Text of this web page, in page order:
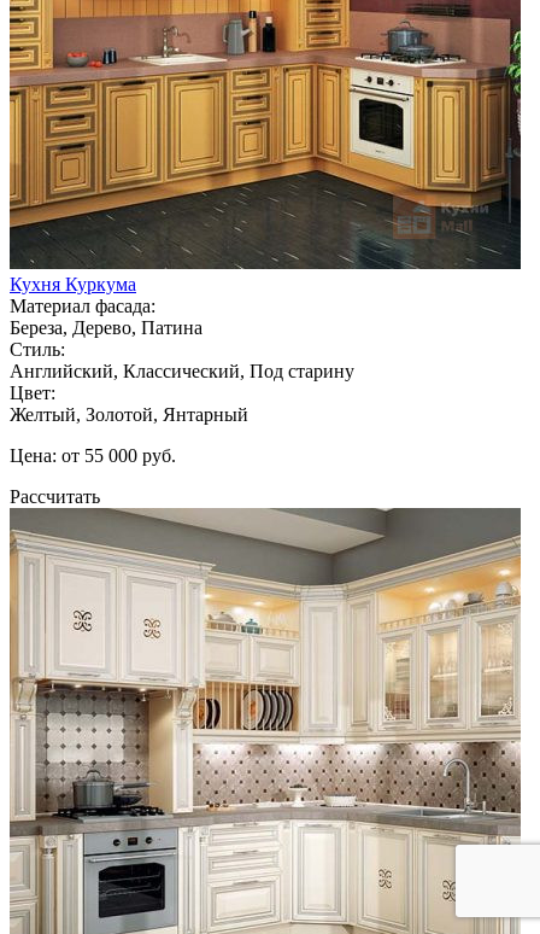
Кухня Куркума
Материал фасада:
Береза, Дерево, Патина
Стиль:
Английский, Классический, Под старину
Цвет:
Желтый, Золотой, Янтарный
Цена: от 55 000 руб.
Рассчитать